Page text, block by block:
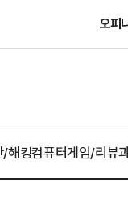
오피
/해킹컴퓨터게임/리뷰